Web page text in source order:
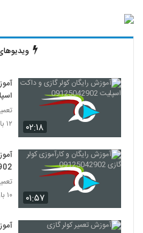
۰۲:۱۸
اسپلیت
۱۲ بازدید
۰۱:۵۷
۱۰ بازدید